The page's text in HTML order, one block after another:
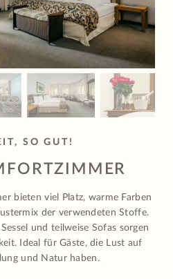
SO GUT!
bieten viel Platz, warme Farben
der verwendeten Stoffe.
und teilweise Sofas sorgen
Ideal für Gäste, die Lust auf
und Natur haben.